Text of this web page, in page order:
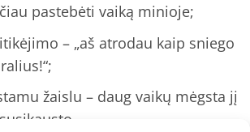
pastebėti vaiką minioje;
– „aš atrodau kaip sniego
žaislu – daug vaikų mėgsta jį